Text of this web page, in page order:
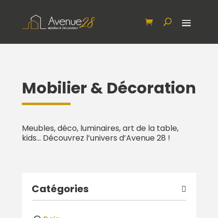
Mobilier & Décoration
Meubles, déco, luminaires, art de la table,
kids… Découvrez l’univers d’Avenue 28 !
Catégories